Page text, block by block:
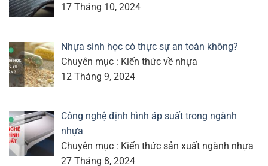
17 Tháng 10, 2024
Nhựa sinh học có thực sự an toàn không?
Chuyên mục : Kiến thức về nhựa
12 Tháng 9, 2024
Công nghệ định hình áp suất trong ngành
nhựa
Chuyên mục : Kiến thức sản xuất ngành nhựa
27 Tháng 8, 2024